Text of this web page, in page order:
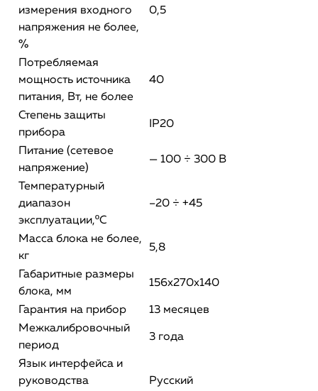
измерения входного
напряжения не более,
%
0,5
Потребляемая
мощность источника
питания, Вт, не более
40
Степень защиты
прибора
IP20
Питание (сетевое
напряжение)
— 100 ÷ 300 В
Температурный
диапазон
эксплуатации,ºС
–20 ÷ +45
Масса блока не более,
кг
5,8
Габаритные размеры
блока, мм
156х270х140
Гарантия на прибор
13 месяцев
Межкалибровочный
период
3 года
Язык интерфейса и
руководства
Русский